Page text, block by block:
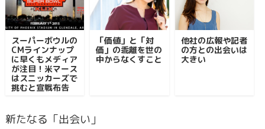
スーパーボウルの
CMラインナップ
に早くもメディア
が注目！米マース
はスニッカーズで
挑むと宣戦布告
「価値」と「対
価」の乖離を世の
中からなくすこと
他社の広報や記者
の方との出会いは
大きい
新たなる「出会い」